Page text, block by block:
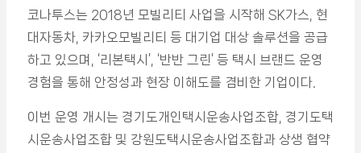
코나투스는 2018년 모빌리티 사업을 시작해 SK가스, 현
대자동차, 카카오모빌리티 등 대기업 대상 솔루션을 공급
하고 있으며, ‘리본택시’, ‘반반 그린’ 등 택시 브랜드 운영
경험을 통해 안정성과 현장 이해도를 겸비한 기업이다.
이번 운영 개시는 경기도개인택시운송사업조합, 경기도택
시운송사업조합 및 강원도택시운송사업조합과 상생 협약